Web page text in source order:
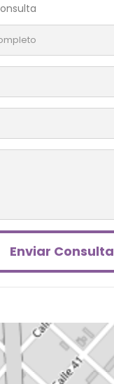
Enviar Consulta